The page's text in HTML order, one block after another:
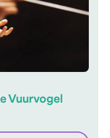
Vuurvogel